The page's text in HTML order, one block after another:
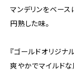
マンデリンをベー
円熟した味。
『ゴールドオリジナ
爽やかでマイルド